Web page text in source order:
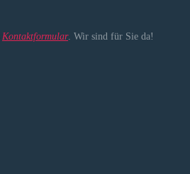
Kontaktformular. Wir sind für Sie da!